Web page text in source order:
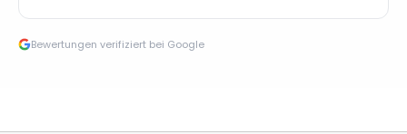
Bewertungen verifiziert bei Google